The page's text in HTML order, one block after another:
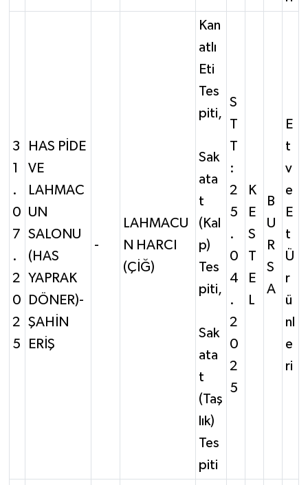
3
1
.
0
7
.
2
0
2
5
HAS PİDE
VE
LAHMAC
UN
SALONU
(HAS
YAPRAK
DÖNER)-
ŞAHİN
ERİŞ
-
LAHMACU
N HARCI
(ÇİĞ)
Kan
atlı
Eti
Tes
piti,
Sak
ata
t
(Kal
p)
Tes
piti,
Sak
ata
t
(Taş
lık)
Tes
piti
S
T
T
:
2
5
.
0
4
.
2
0
2
5
K
E
S
T
E
L
B
U
R
S
A
E
t
v
e
E
t
Ü
r
ü
nl
e
ri